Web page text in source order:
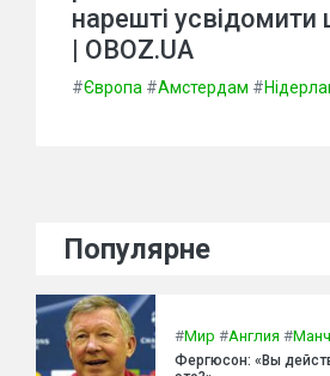
нарешті усвідомити
| OBOZ.UA
#Європа #Амстердам #
Популярне
#Мир #Англия #
Фергюсон: «Вы